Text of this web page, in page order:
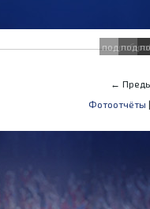
←
Фотоотчёты